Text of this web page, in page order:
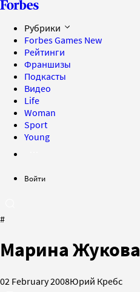
Рубрики
Forbes Games New
Рейтинги
Франшизы
Подкасты
Видео
Life
Woman
Sport
Young
Войти
#
Марина Жукова
02 February 2008Юрий Кребс